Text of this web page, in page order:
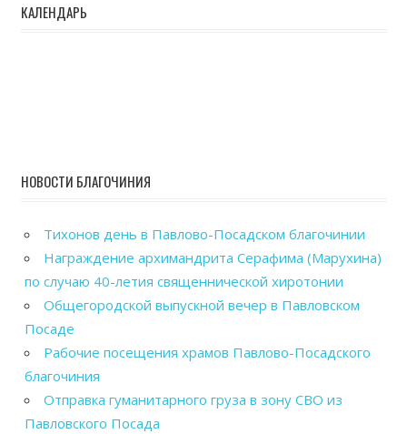
КАЛЕНДАРЬ
НОВОСТИ БЛАГОЧИНИЯ
Тихонов день в Павлово-Посадском благочинии
Награждение архимандрита Серафима (Марухина)
по случаю 40-летия священнической хиротонии
Общегородской выпускной вечер в Павловском
Посаде
Рабочие посещения храмов Павлово-Посадского
благочиния
Отправка гуманитарного груза в зону СВО из
Павловского Посада